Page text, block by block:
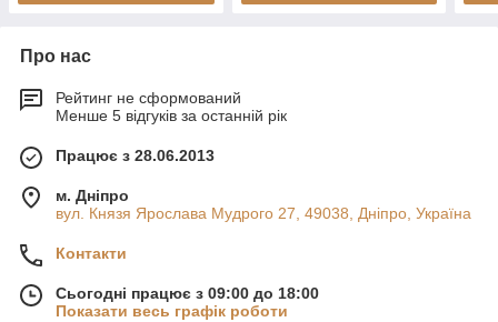
Про нас
Рейтинг не сформований
Менше 5 відгуків за останній рік
Працює з 28.06.2013
м. Дніпро
вул. Князя Ярослава Мудрого 27, 49038, Дніпро, Україна
Контакти
Сьогодні працює з 09:00 до 18:00
Показати весь графік роботи